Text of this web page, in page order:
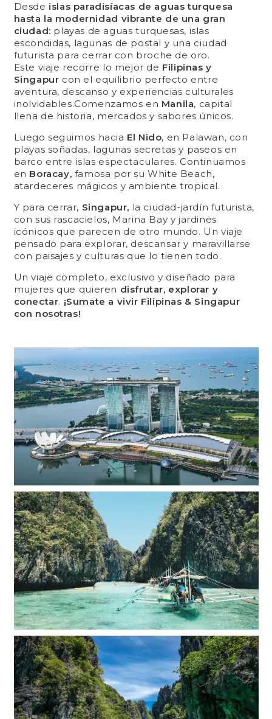
Desde islas paradisíacas de aguas turquesa
hasta la modernidad vibrante de una gran
ciudad: playas de aguas turquesas, islas
escondidas, lagunas de postal y una ciudad
futurista para cerrar con broche de oro.
Este viaje recorre lo mejor de Filipinas y
Singapur con el equilibrio perfecto entre
aventura, descanso y experiencias culturales
inolvidables.Comenzamos en Manila, capital
llena de historia, mercados y sabores únicos.
Luego seguimos hacia El Nido, en Palawan, con
playas soñadas, lagunas secretas y paseos en
barco entre islas espectaculares. Continuamos
en Boracay, famosa por su White Beach,
atardeceres mágicos y ambiente tropical.
Y para cerrar, Singapur, la ciudad-jardín futurista,
con sus rascacielos, Marina Bay y jardines
icónicos que parecen de otro mundo. Un viaje
pensado para explorar, descansar y maravillarse
con paisajes y culturas que lo tienen todo.
Un viaje completo, exclusivo y diseñado para
mujeres que quieren disfrutar, explorar y
conectar. ¡Sumate a vivir Filipinas & Singapur
con nosotras!